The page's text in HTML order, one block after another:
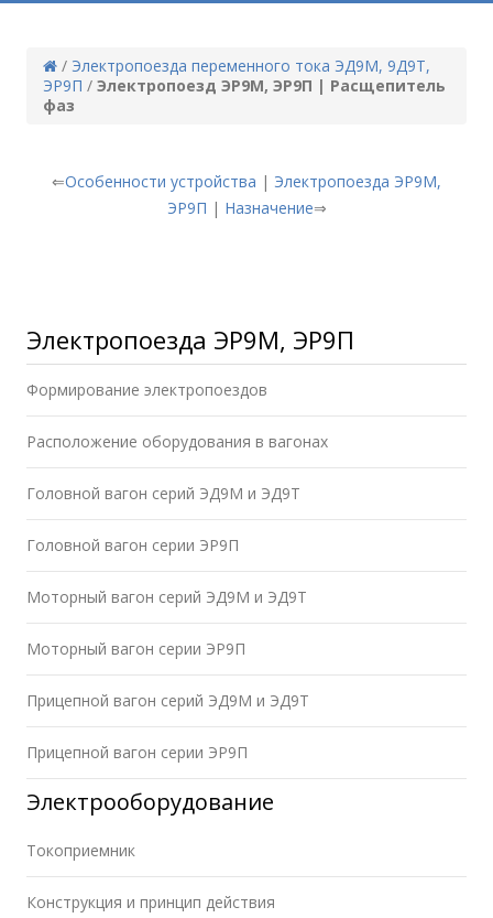
/ Электропоезда переменного тока ЭД9М, 9Д9Т,
ЭР9П / Электропоезд ЭР9М, ЭР9П | Расщепитель
фаз
⇐Особенности устройства | Электропоезда ЭР9М,
ЭР9П | Назначение⇒
Электропоезда ЭР9М, ЭР9П
Формирование электропоездов
Расположение оборудования в вагонах
Головной вагон серий ЭД9М и ЭД9Т
Головной вагон серии ЭР9П
Моторный вагон серий ЭД9М и ЭД9Т
Моторный вагон серии ЭР9П
Прицепной вагон серий ЭД9М и ЭД9Т
Прицепной вагон серии ЭР9П
Электрооборудование
Токоприемник
Конструкция и принцип действия